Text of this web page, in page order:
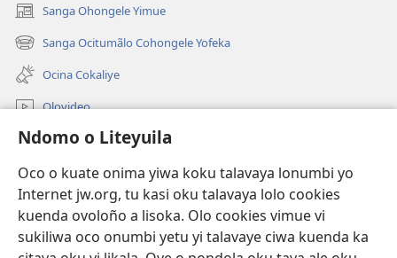
Ndomo o Liteyuila
Oco o kuate onima yiwa koku talavaya lonumbi yo
Internet jw.org, tu kasi oku talavaya lolo cookies
kuenda ovoloño a lisoka. Olo cookies vimue vi
sukiliwa oco onumbi yetu yi talavaye ciwa kuenda ka
Sanga Ohongele Yimue
(yikula
onjanela
yokaliye)
Sanga Ocitumãlo Cohongele Yofeka
(yikula
onjanela
yokaliye)
Ocina Cokaliye
Olovideo
Videos with Audio Descriptions
Sandiliya
Ekuatiso
Olombanjaile
(yikula